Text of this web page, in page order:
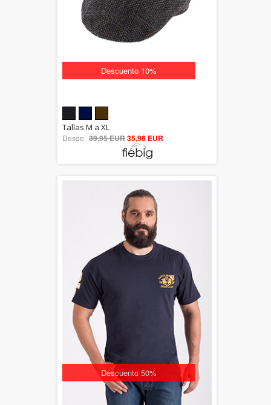
Descuento 10%
out of 5
Tallas M a XL
Desde: 39,95 EUR35,96 EUR
Descuento 50%